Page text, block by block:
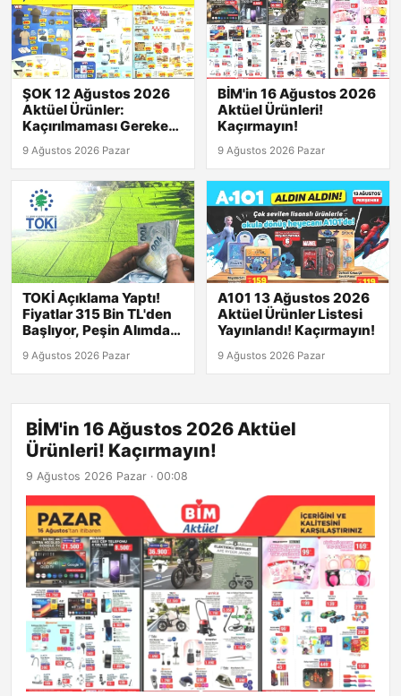
ŞOK 12 Ağustos 2026
Aktüel Ürünler:
Kaçırılmaması Gereken
9 Ağustos 2026 Pazar
BİM'in 16 Ağustos 2026
Aktüel Ürünleri!
Kaçırmayın!
9 Ağustos 2026 Pazar
TOKİ Açıklama Yaptı!
Fiyatlar 315 Bin TL'den
Başlıyor, Peşin Alımda
9 Ağustos 2026 Pazar
A101 13 Ağustos 2026
Aktüel Ürünler Listesi
Yayınlandı! Kaçırmayın!
9 Ağustos 2026 Pazar
BİM'in 16 Ağustos 2026 Aktüel
Ürünleri! Kaçırmayın!
9 Ağustos 2026 Pazar · 00:08